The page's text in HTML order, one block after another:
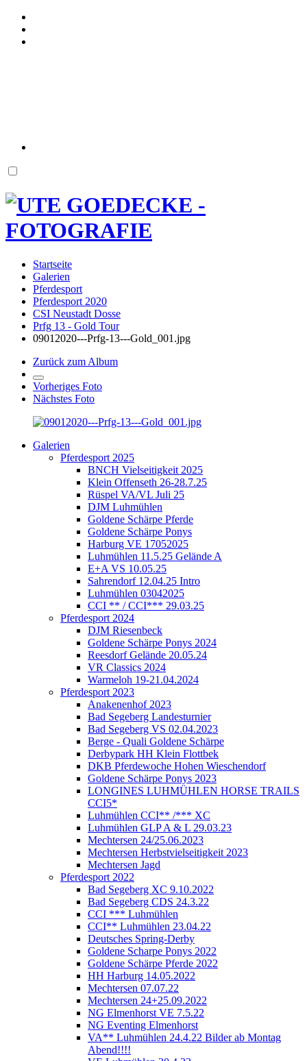
Startseite
Galerien
Pferdesport
Pferdesport 2020
CSI Neustadt Dosse
Prfg 13 - Gold Tour
09012020---Prfg-13---Gold_001.jpg
Zurück zum Album
Vorheriges Foto
Nächstes Foto
Galerien
Pferdesport 2025
BNCH Vielseitigkeit 2025
Klein Offenseth 26-28.7.25
Rüspel VA/VL Juli 25
DJM Luhmühlen
Goldene Schärpe Pferde
Goldene Schärpe Ponys
Harburg VE 17052025
Luhmühlen 11.5.25 Gelände A
E+A VS 10.05.25
Sahrendorf 12.04.25 Intro
Luhmühlen 03042025
CCI ** / CCI*** 29.03.25
Pferdesport 2024
DJM Riesenbeck
Goldene Schärpe Ponys 2024
Reesdorf Gelände 20.05.24
VR Classics 2024
Warmeloh 19-21.04.2024
Pferdesport 2023
Anakenenhof 2023
Bad Segeberg Landesturnier
Bad Segeberg VS 02.04.2023
Berge - Quali Goldene Schärpe
Derbypark HH Klein Flottbek
DKB Pferdewoche Hohen Wieschendorf
Goldene Schärpe Ponys 2023
LONGINES LUHMÜHLEN HORSE TRAILS
CCI5*
Luhmühlen CCI** /*** XC
Luhmühlen GLP A & L 29.03.23
Mechtersen 24/25.06.2023
Mechtersen Herbstvielseitigkeit 2023
Mechtersen Jagd
Pferdesport 2022
Bad Segeberg XC 9.10.2022
Bad Segeberg CDS 24.3.22
CCI *** Luhmühlen
CCI** Luhmühlen 23.04.22
Deutsches Spring-Derby
Goldene Scharpe Ponys 2022
Goldene Schärpe Pferde 2022
HH Harburg 14.05.2022
Mechtersen 07.07.22
Mechtersen 24+25.09.2022
NG Elmenhorst VE 7.5.22
NG Eventing Elmenhorst
VA** Luhmühlen 24.4.22 Bilder ab Montag
Abend!!!!